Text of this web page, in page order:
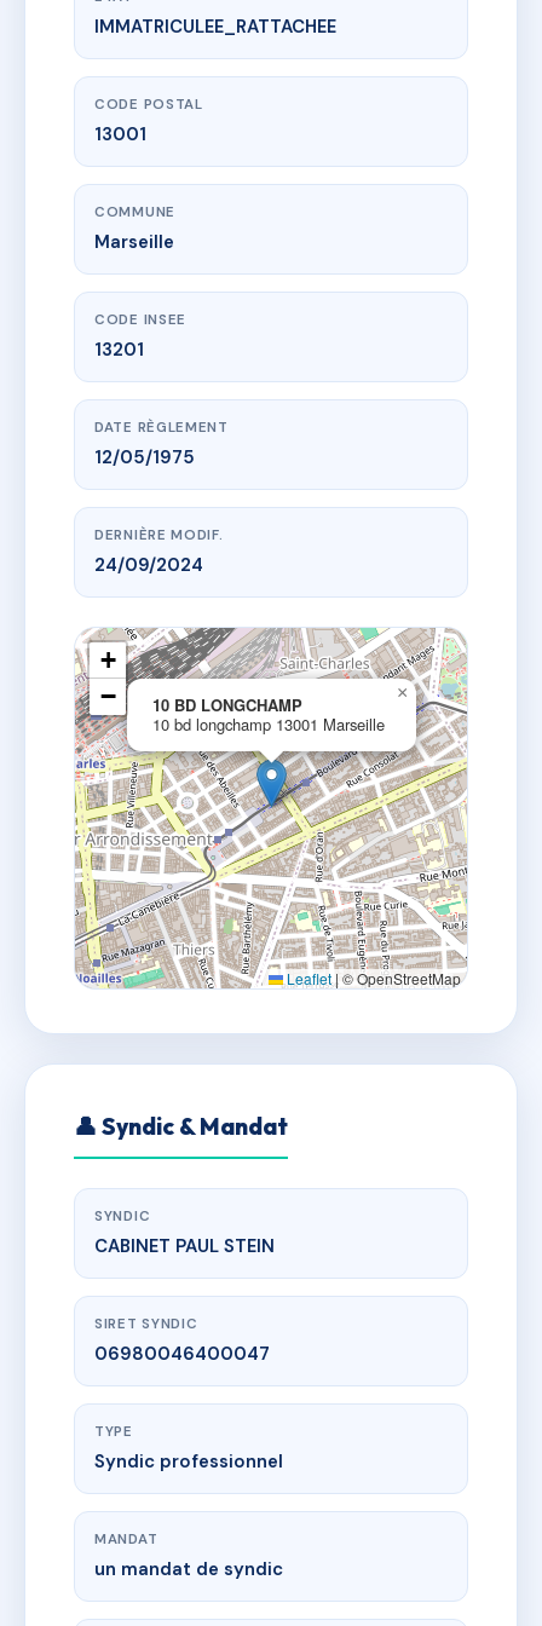
www.vme.plus/AC6737563
10 BD LONGCHAMP
10 bd longchamp
IMMATRICULEE_RATTACHEE
CODE POSTAL
13001
COMMUNE
Marseille
CODE INSEE
13201
DATE RÈGLEMENT
12/05/1975
DERNIÈRE MODIF.
24/09/2024
10 BD LONGCHAMP
10 bd longchamp 13001 Marseille
×
+
−
Leaflet|© OpenStreetMap
👤 Syndic & Mandat
SYNDIC
CABINET PAUL STEIN
SIRET SYNDIC
06980046400047
TYPE
Syndic professionnel
MANDAT
un mandat de syndic